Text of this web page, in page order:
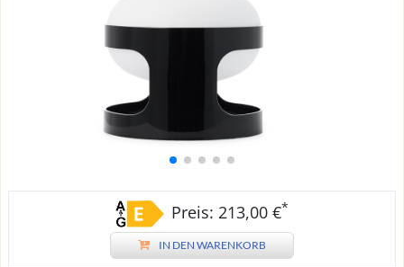
Preis: 213,00 €*
IN DEN WARENKORB